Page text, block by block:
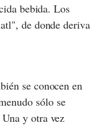
bebida. Los
de donde deriva
se conocen en
sólo se
y otra vez